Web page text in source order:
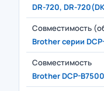
DR-720, DR-
Совместимость
Brother серии
Совместимость
Brother DCP-